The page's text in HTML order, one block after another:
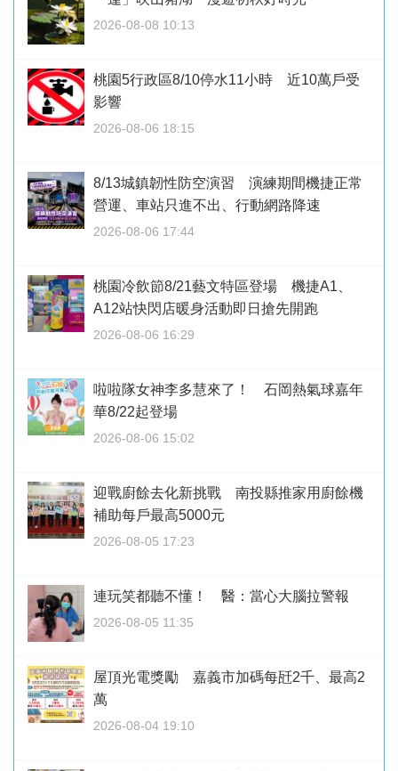
2026-08-08 10:13
桃園5行政區8/10停水11小時 近10萬戶受
影響
2026-08-06 18:15
8/13城鎮韌性防空演習 演練期間機捷正常
營運、車站只進不出、行動網路降速
2026-08-06 17:44
桃園冷飲節8/21藝文特區登場 機捷A1、
A12站快閃店暖身活動即日搶先開跑
2026-08-06 16:29
啦啦隊女神李多慧來了！ 石岡熱氣球嘉年
華8/22起登場
2026-08-06 15:02
迎戰廚餘去化新挑戰 南投縣推家用廚餘機
補助每戶最高5000元
2026-08-05 17:23
連玩笑都聽不懂！ 醫：當心大腦拉警報
2026-08-05 11:35
屋頂光電獎勵 嘉義市加碼每瓩2千、最高2
萬
2026-08-04 19:10